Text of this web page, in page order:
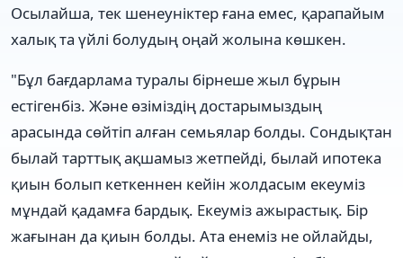
Осылайша, тек шенеуніктер ғана емес, қарапайым
халық та үйлі болудың оңай жолына көшкен.
"Бұл бағдарлама туралы бірнеше жыл бұрын
естігенбіз. Және өзіміздің достарымыздың
арасында сөйтіп алған семьялар болды. Сондықтан
былай тарттық ақшамыз жетпейді, былай ипотека
қиын болып кеткеннен кейін жолдасым екеуміз
мұндай қадамға бардық. Екеуміз ажырастық. Бір
жағынан да қиын болды. Ата енеміз не ойлайды,